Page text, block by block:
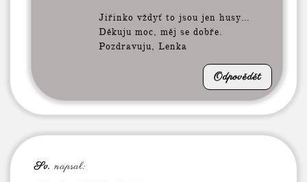
Jiřinko vždyť to jsou jen husy…
Děkuju moc, měj se dobře.
Pozdravuju, Lenka
Odpovědět
Sv. napsal: